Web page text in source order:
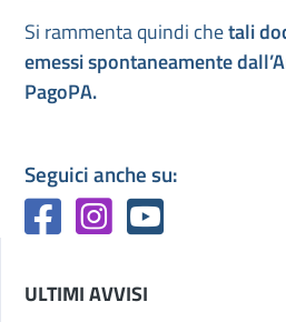
Si rammenta quindi chetali
emessi spontaneamente
PagoPA.
Seguici anche su:
ULTIMI AVVISI